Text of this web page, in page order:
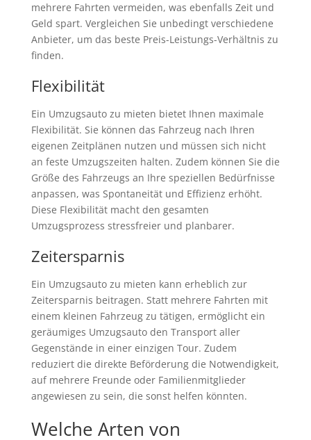
mehrere Fahrten vermeiden, was ebenfalls Zeit und
Geld spart. Vergleichen Sie unbedingt verschiedene
Anbieter, um das beste Preis-Leistungs-Verhältnis zu
finden.
Flexibilität
Ein Umzugsauto zu mieten bietet Ihnen maximale
Flexibilität. Sie können das Fahrzeug nach Ihren
eigenen Zeitplänen nutzen und müssen sich nicht
an feste Umzugszeiten halten. Zudem können Sie die
Größe des Fahrzeugs an Ihre speziellen Bedürfnisse
anpassen, was Spontaneität und Effizienz erhöht.
Diese Flexibilität macht den gesamten
Umzugsprozess stressfreier und planbarer.
Zeitersparnis
Ein Umzugsauto zu mieten kann erheblich zur
Zeitersparnis beitragen. Statt mehrere Fahrten mit
einem kleinen Fahrzeug zu tätigen, ermöglicht ein
geräumiges Umzugsauto den Transport aller
Gegenstände in einer einzigen Tour. Zudem
reduziert die direkte Beförderung die Notwendigkeit,
auf mehrere Freunde oder Familienmitglieder
angewiesen zu sein, die sonst helfen könnten.
Welche Arten von